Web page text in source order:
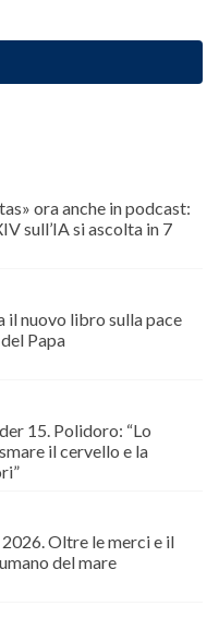
ora anche in podcast:
sull’IA si ascolta in 7
il nuovo libro sulla pace
Papa
15. Polidoro: “Lo
il cervello e la
Oltre le merci e il
del mare